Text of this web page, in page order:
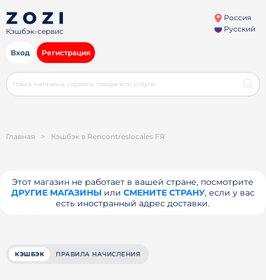
Кэшбэк-сервис
Россия
Русский
Вход Регистрация
Главная > Кэшбэк в Rencontreslocales FR
Этот магазин не работает в вашей стране, посмотрите
ДРУГИЕ МАГАЗИНЫили СМЕНИТЕ СТРАНУ, если у вас
есть иностранный адрес доставки.
КЭШБЭК ПРАВИЛА НАЧИСЛЕНИЯ